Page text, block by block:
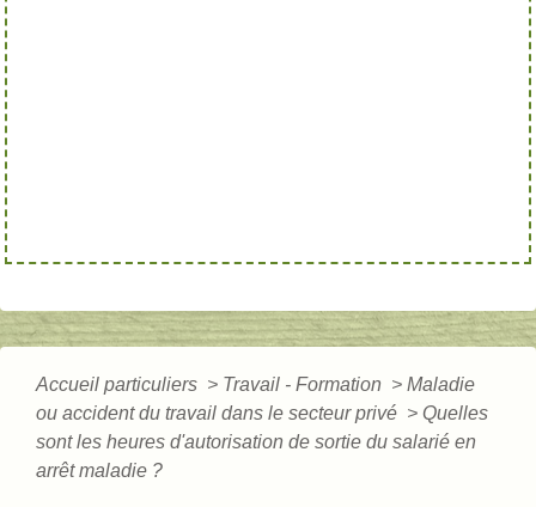
Accueil particuliers > Travail - Formation > Maladie
ou accident du travail dans le secteur privé > Quelles
sont les heures d'autorisation de sortie du salarié en
arrêt maladie ?